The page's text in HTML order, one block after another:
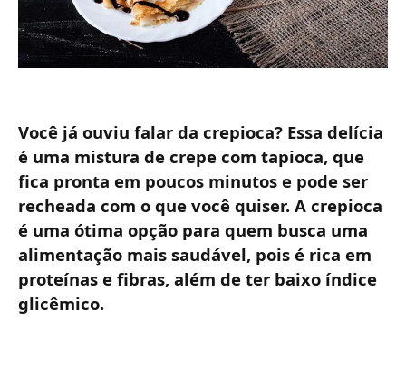
Você já ouviu falar da crepioca? Essa delícia
é uma mistura de crepe com tapioca, que
fica pronta em poucos minutos e pode ser
recheada com o que você quiser. A crepioca
é uma ótima opção para quem busca uma
alimentação mais saudável, pois é rica em
proteínas e fibras, além de ter baixo índice
glicêmico.